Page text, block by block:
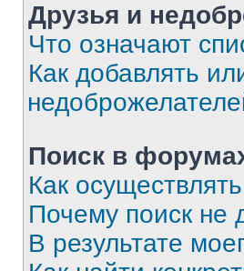
Друзья и
Что означают
Как добавлять
Поиск в
Как
Почему поиск не
В результате